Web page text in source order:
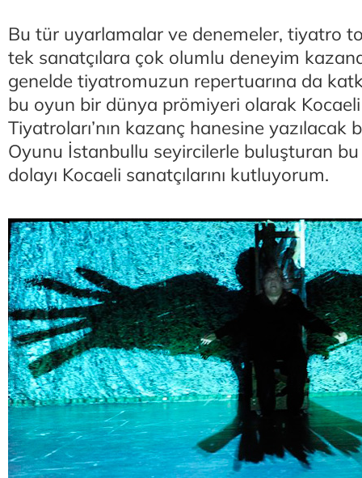
Bu tür uyarlamalar ve denemeler, tiyatro
tek sanatçılara çok olumlu deneyim
genelde tiyatromuzun repertuarına da
bu oyun bir dünya prömiyeri olarak
Tiyatroları’nın kazanç hanesine yazılacak
Oyunu İstanbullu seyircilerle buluşturan
dolayı Kocaeli sanatçılarını kutluyorum.